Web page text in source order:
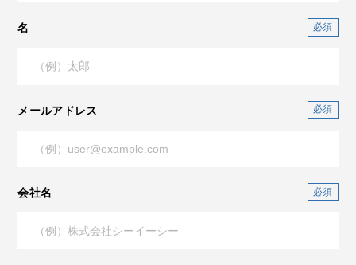
名
メールアドレス
会社名